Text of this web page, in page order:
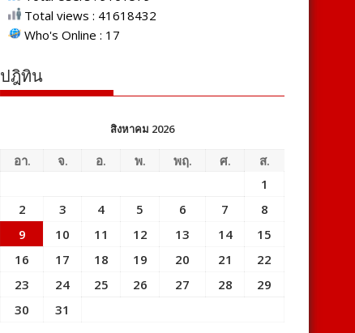
Total views : 41618432
Who's Online : 17
ปฎิทิน
สิงหาคม 2026
อา. จ. อ. พ. พฤ. ศ.
ส.
1
2
3 4 5 6 7
8
9
10 11 12 13 14
15
16
17 18 19 20 21
22
23
24 25 26 27 28
29
30
31